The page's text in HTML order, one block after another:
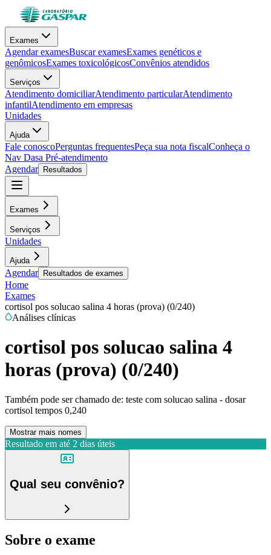
Exames
Agendar examesBuscar examesExames genéticos e
genômicosExames toxicológicosConvênios atendidos
Serviços
Atendimento domiciliarAtendimento particularAtendimento
infantilAtendimento em empresas
Unidades
Ajuda
Fale conoscoPerguntas frequentesPeça sua nota fiscalConheça o
Nav Dasa Pré-atendimento
Agendar
Resultados
Exames
Serviços
Unidades
Ajuda
Agendar Resultados de exames
Home
Exames
cortisol pos solucao salina 4 horas (prova) (0/240)
Análises clínicas
cortisol pos solucao salina 4
horas (prova) (0/240)
Também pode ser chamado de: teste com solucao salina - dosar
cortisol tempos 0,240
Mostrar mais nomes
Resultado em até 2 dias úteis
Qual seu convênio?
Sobre o exame